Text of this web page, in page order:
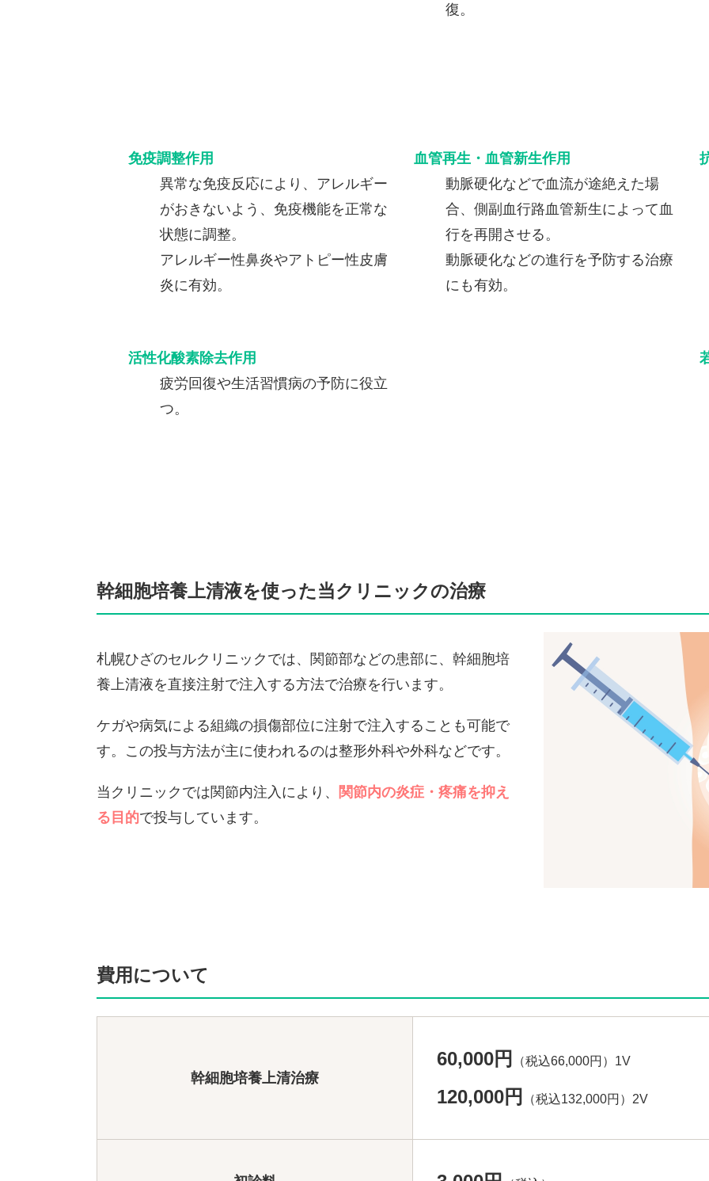
復。
免疫調整作用
異常な免疫反応により、アレルギー
がおきないよう、免疫機能を正常な
状態に調整。
アレルギー性鼻炎やアトピー性皮膚
炎に有効。
血管再生・血管新生作用
動脈硬化などで血流が途絶えた場
合、側副血行路血管新生によって血
行を再開させる。
動脈硬化などの進行を予防する治療
にも有効。
活性化酸素除去作用
疲労回復や生活習慣病の予防に役立
つ。
幹細胞培養上清液を使った当クリニックの治療
札幌ひざのセルクリニックでは、関節部などの患部に、幹細胞培
養上清液を直接注射で注入する方法で治療を行います。
ケガや病気による組織の損傷部位に注射で注入することも可能で
す。この投与方法が主に使われるのは整形外科や外科などです。
当クリニックでは関節内注入により、 関節内の炎症・疼痛を抑え
る目的で投与しています。
費用について
幹細胞培養上清治療
60,000円 （税込66,000円）1V
120,000円 （税込132,000円）2V